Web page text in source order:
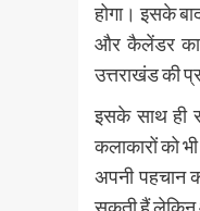
होगा। इसके
और कैलेंडर का
उत्तराखंड की
इसके साथ ही
कलाकारों को
अपनी पहचान